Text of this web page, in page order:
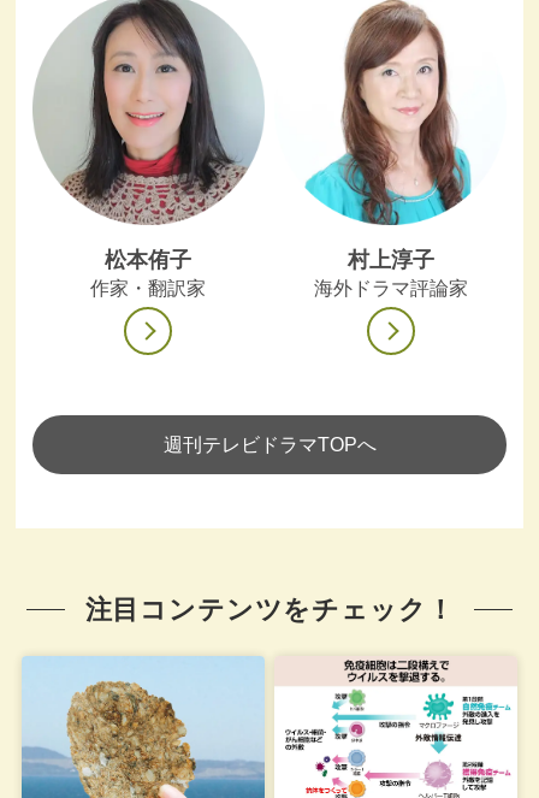
松本侑子
作家・翻訳家
村上淳子
海外ドラマ評論家
週刊テレビドラマTOPへ
注目コンテンツをチェック！